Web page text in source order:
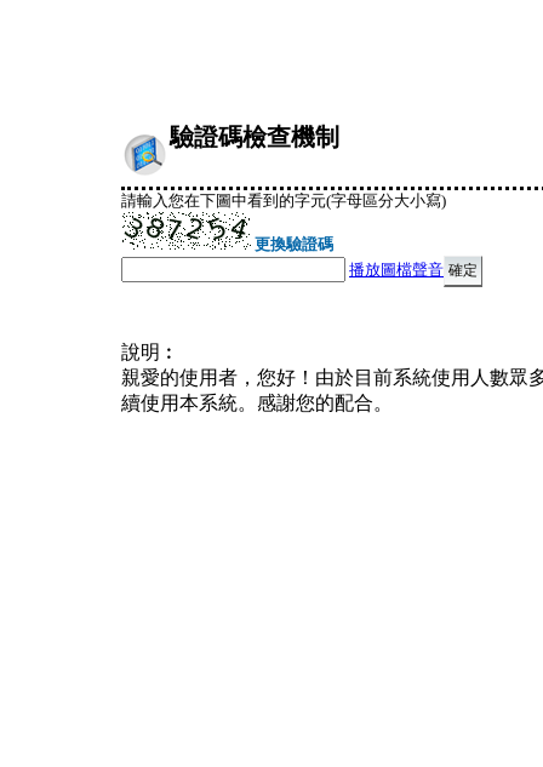
驗證碼檢查機制
請輸入您在下圖中看到的字元(字母區分大小寫)
更換驗證碼
播放圖檔聲音
說明︰
親愛的使用者，您好！由於目前系統使用人數眾
續使用本系統。感謝您的配合。